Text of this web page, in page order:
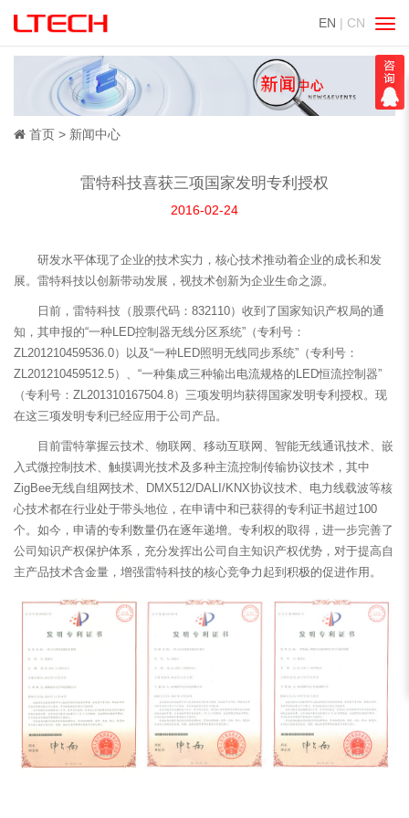
EN | CN
切
换
导
航
首页 新闻中心
雷特科技喜获三项国家发明专利授权
2016-02-24
研发水平体现了企业的技术实力，核心技术推动着企业的成长和发
展。雷特科技以创新带动发展，视技术创新为企业生命之源。
日前，雷特科技（股票代码：832110）收到了国家知识产权局的通
知，其申报的“一种LED控制器无线分区系统”（专利号：
ZL201210459536.0）以及“一种LED照明无线同步系统”（专利号：
ZL201210459512.5）、“一种集成三种输出电流规格的LED恒流控制器”
（专利号：ZL201310167504.8）三项发明均获得国家发明专利授权。现
在这三项发明专利已经应用于公司产品。
目前雷特掌握云技术、物联网、移动互联网、智能无线通讯技术、嵌
入式微控制技术、触摸调光技术及多种主流控制传输协议技术，其中
ZigBee无线自组网技术、DMX512/DALI/KNX协议技术、电力线载波等核
心技术都在行业处于带头地位，在申请中和已获得的专利证书超过100
个。如今，申请的专利数量仍在逐年递增。专利权的取得，进一步完善了
公司知识产权保护体系，充分发挥出公司自主知识产权优势，对于提高自
主产品技术含金量，增强雷特科技的核心竞争力起到积极的促进作用。